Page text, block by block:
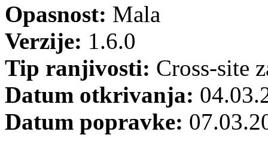
Opasnost: Mala
Verzije: 1.6.0
Tip ranjivosti: Cross-site
Datum otkrivanja:
Datum popravke: